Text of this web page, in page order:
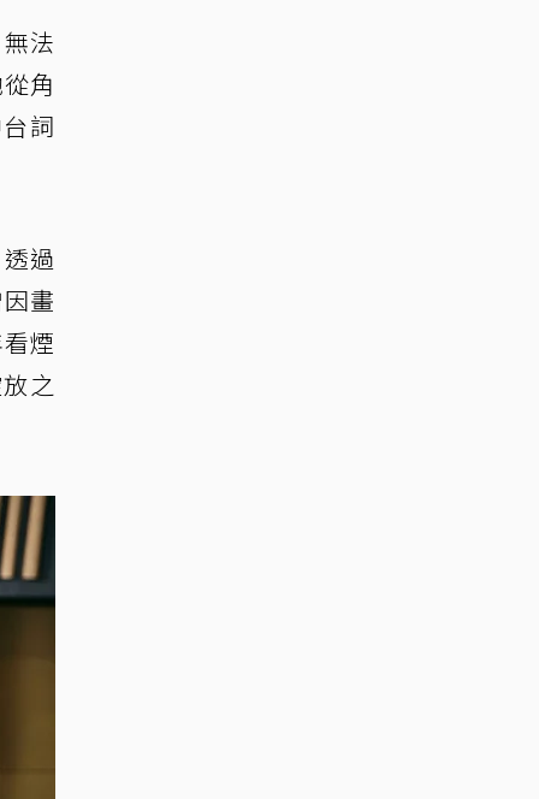
法
角
詞
過
畫
煙
之